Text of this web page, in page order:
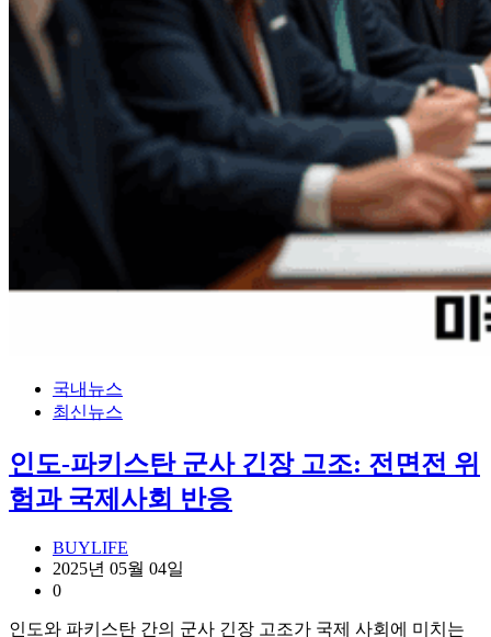
국내뉴스
최신뉴스
인도-파키스탄 군사 긴장 고조: 전면전 위
험과 국제사회 반응
BUYLIFE
2025년 05월 04일
0
인도와 파키스탄 간의 군사 긴장 고조가 국제 사회에 미치는